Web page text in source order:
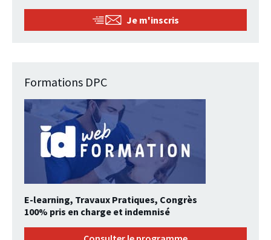
Je m'inscris
Formations DPC
E-learning, Travaux Pratiques, Congrès
100% pris en charge et indemnisé